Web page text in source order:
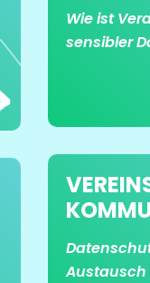
Wie ist
sensibler
Austausch